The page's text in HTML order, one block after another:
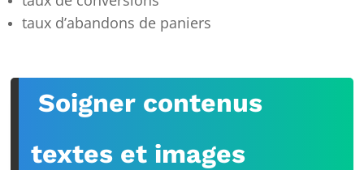
taux d’abandons de paniers
Soigner contenus
textes et images